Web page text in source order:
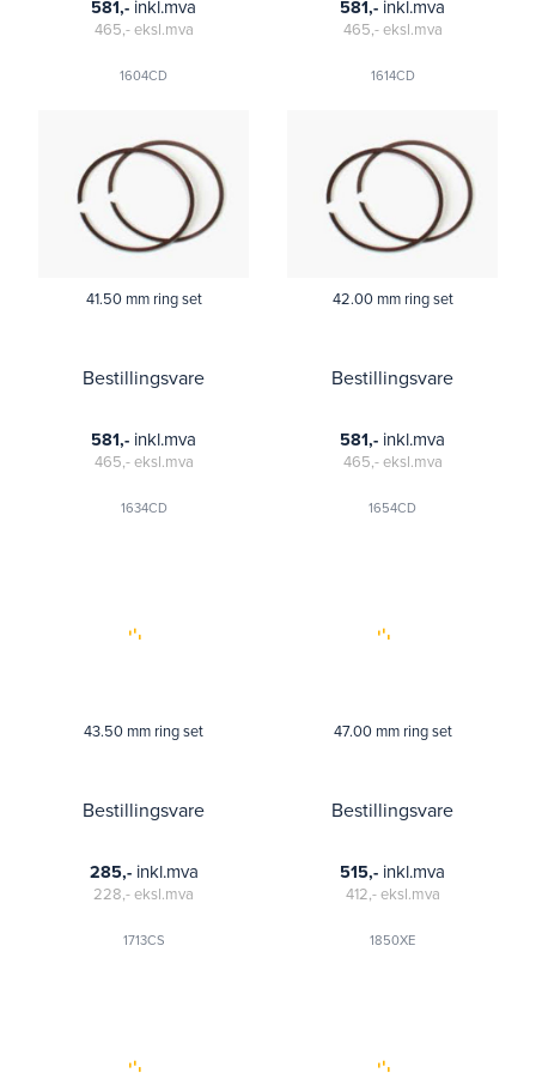
1604CD
581,- inkl.mva
465,-eksl.mva
1614CD
581,- inkl.mva
465,-eksl.mva
41.50 mm ring set
Bestillingsvare
1634CD
581,- inkl.mva
465,-eksl.mva
42.00 mm ring set
Bestillingsvare
1654CD
581,- inkl.mva
465,-eksl.mva
43.50 mm ring set
Bestillingsvare
1713CS
285,- inkl.mva
228,-eksl.mva
47.00 mm ring set
Bestillingsvare
1850XE
515,- inkl.mva
412,-eksl.mva